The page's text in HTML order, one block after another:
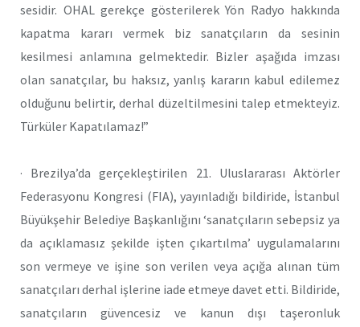
sesidir. OHAL gerekçe gösterilerek Yön Radyo hakkında
kapatma kararı vermek biz sanatçıların da sesinin
kesilmesi anlamına gelmektedir. Bizler aşağıda imzası
olan sanatçılar, bu haksız, yanlış kararın kabul edilemez
olduğunu belirtir, derhal düzeltilmesini talep etmekteyiz.
Türküler Kapatılamaz!”
· Brezilya’da gerçekleştirilen 21. Uluslararası Aktörler
Federasyonu Kongresi (FIA), yayınladığı bildiride, İstanbul
Büyükşehir Belediye Başkanlığını ‘sanatçıların sebepsiz ya
da açıklamasız şekilde işten çıkartılma’ uygulamalarını
son vermeye ve işine son verilen veya açığa alınan tüm
sanatçıları derhal işlerine iade etmeye davet etti. Bildiride,
sanatçıların güvencesiz ve kanun dışı taşeronluk